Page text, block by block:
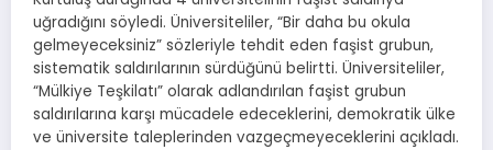
uğradığını söyledi. Üniversiteliler, “Bir daha bu okula
gelmeyeceksiniz” sözleriyle tehdit eden faşist grubun,
sistematik saldırılarının sürdüğünü belirtti. Üniversiteliler,
“Mülkiye Teşkilatı” olarak adlandırılan faşist grubun
saldırılarına karşı mücadele edeceklerini, demokratik ülke
ve üniversite taleplerinden vazgeçmeyeceklerini açıkladı.